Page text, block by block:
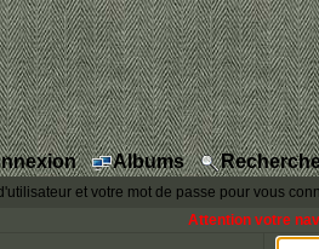
Albums
et votre mot de passe pour vous
Attention votre